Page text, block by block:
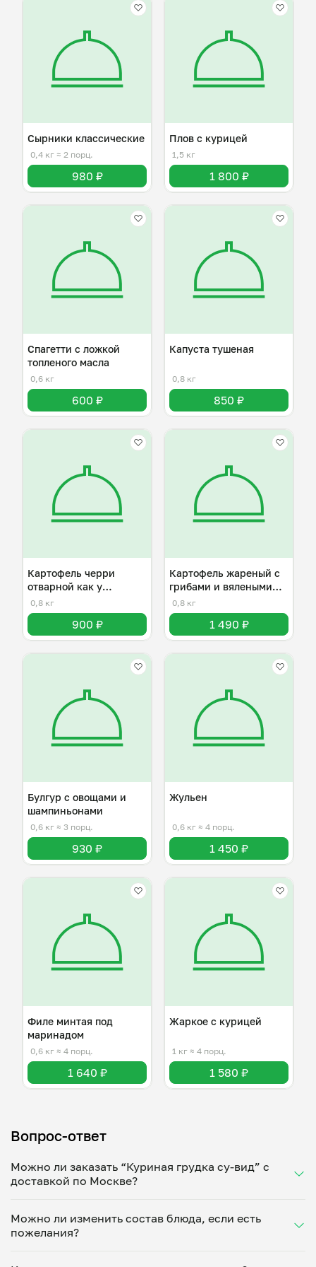
Сырники классические
0,4 кг ≈ 2 порц.
980 ₽
Плов с курицей
1,5 кг
1 800 ₽
Спагетти с ложкой
топленого масла
0,6 кг
600 ₽
Капуста тушеная
0,8 кг
850 ₽
Картофель черри
отварной как у
бабушки
0,8 кг
900 ₽
Картофель жареный с
грибами и вялеными
томатами
0,8 кг
1 490 ₽
Булгур с овощами и
шампиньонами
0,6 кг ≈ 3 порц.
930 ₽
Жульен
0,6 кг ≈ 4 порц.
1 450 ₽
Филе минтая под
маринадом
0,6 кг ≈ 4 порц.
1 640 ₽
Жаркое с курицей
1 кг ≈ 4 порц.
1 580 ₽
Вопрос-ответ
Можно ли заказать “Куриная грудка су-вид” с
доставкой по Москве?
Укажите удобное время — и получите свежее
домашнее блюдо в большой порции прямо с плиты.
минут. Статус заказа отслеживайте в личном
Можно ли изменить состав блюда, если есть
пожелания?